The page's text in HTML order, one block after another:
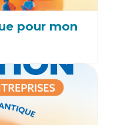
pour mon